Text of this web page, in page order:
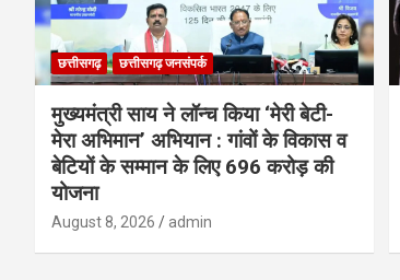
छत्तीसगढ़ छत्तीसगढ़ जनसंपर्क
मुख्यमंत्री साय ने लॉन्च किया ‘मेरी बेटी-
मेरा अभिमान’ अभियान : गांवों के विकास व
बेटियों के सम्मान के लिए 696 करोड़ की
योजना
August 8, 2026 admin